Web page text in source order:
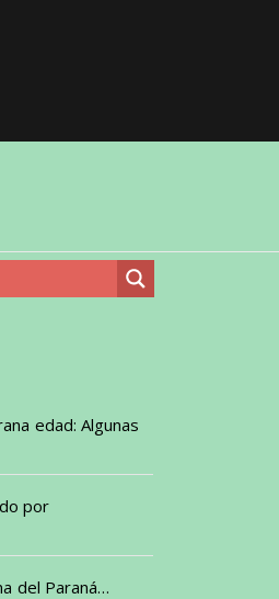
edad: Algunas
por
del Paraná…